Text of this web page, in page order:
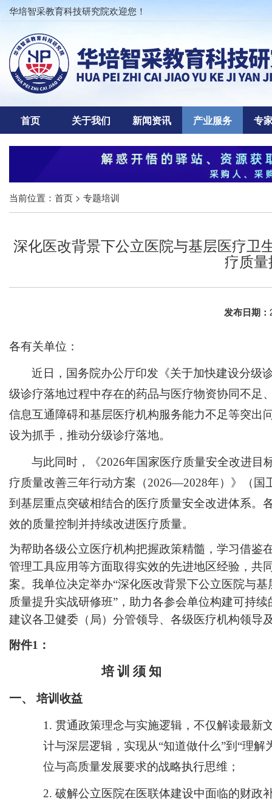
华培智采教育科技研究院欢迎您！
首页 关于我们 新闻资讯 产业服务 专
当前位置： 首页 > 专题培训
深化医改背景下公立医院与基层医疗卫
疗质
发布日期：
各有关单位：
近日，国务院办公厅印发《关于加快建设分级
级诊疗落地过程中存在的药品与医疗物资协同不足
信息互通障碍和基层医疗机构服务能力不足等突出
设为抓手，推动分级诊疗落地。
与此同时，《2026年国家医疗质量安全改进目
疗质量改善三年行动方案（2026—2028年）》（ 国
到基层重点突破相结合的医疗质量安全改进体系。
效的质量控制并持续改进医疗质量。
为帮助各级公立医疗机构把握政策精髓，学习借鉴
管理工具应用等方面取得实效的先进地区经验，共
案。 我单位决定举办“深化医改背景下公立医院与
质量提升实战研修班”， 助力各参会单位构建可持
建议各卫健委（局） 分管领导、 各级医疗机构领导
附件1 ：
培 训 须 知
一、培训收益
1. 贯通政策理念与实施逻辑，不仅解读最新
计与深层逻辑，实现从“知道做什么”到“理
位与高质量发展要求的战略执行思维；
2. 破解公立医院在医联体建设中面临的财政